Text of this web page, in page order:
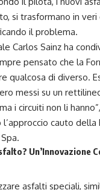
si trasformano in
il problema.
Carlos Sainz ha
pensato che la
qualcosa di diverso.
messi su un
i circuiti non li
cauto della
Un’Innovazione
asfalti speciali,